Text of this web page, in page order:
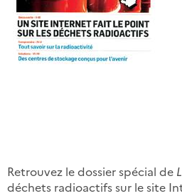
Retrouvez le dossier spécial de
déchets radioactifs sur le site